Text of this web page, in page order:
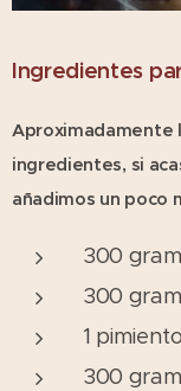
Ingredientes
Aproximadamente
ingredientes, si
añadimos un poco
300
300
1
300